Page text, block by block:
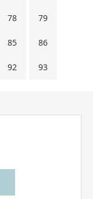
78 79
85 86
92 93